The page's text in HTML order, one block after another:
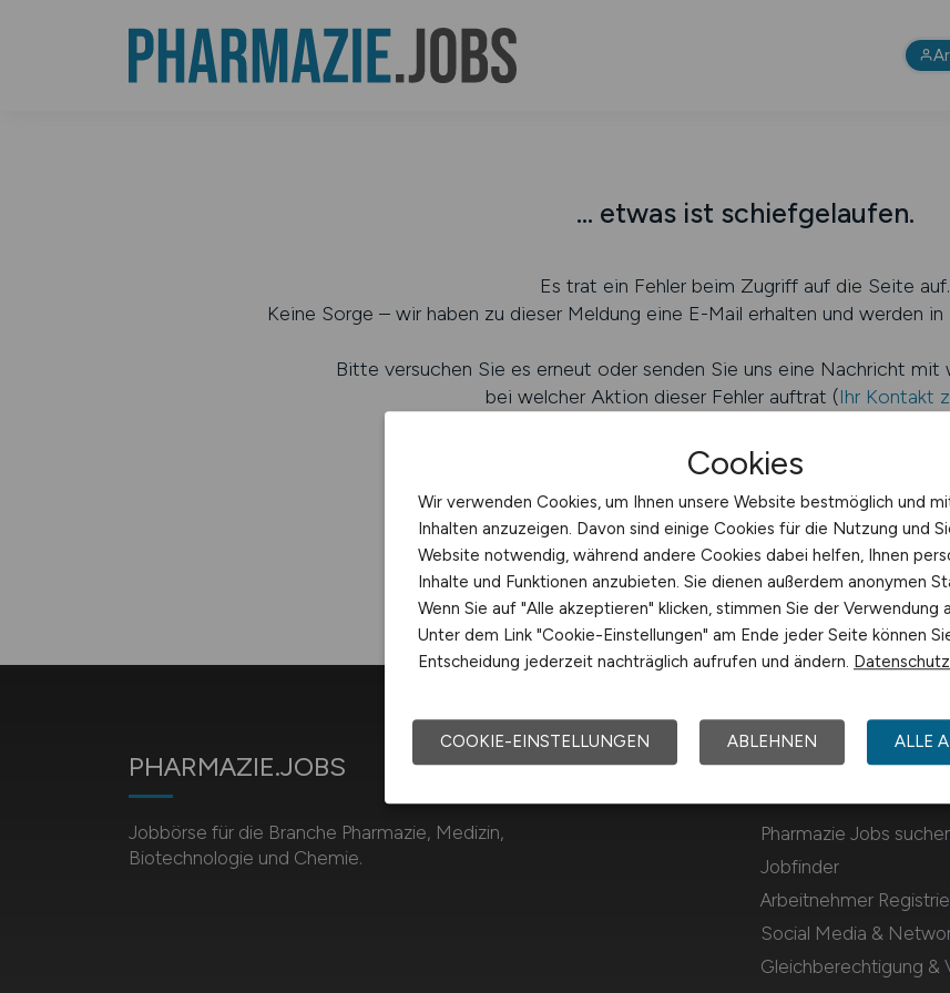
... etwas ist schiefgelaufen.
Es trat ein Fehler beim Zugriff auf die Seite auf.
Keine Sorge – wir haben zu dieser Meldung eine E-Mail erhalten und werden
Bitte versuchen Sie es erneut oder senden Sie uns eine Nachricht
bei welcher Aktion dieser Fehler auftrat (Ihr Kontakt
PHARMAZIE.JOBS
Jobbörse für die Branche Pharmazie, Medizin,
Biotechnologie und Chemie.
Für
Pharmazie Jobs
Jobfinder
Arbeitnehmer
Social Media &
Gleichberechtigung &
Cookies
Wir verwenden Cookies, um Ihnen unsere Website bestmöglich und
Inhalten anzuzeigen. Davon sind einige Cookies für die Nutzung und
Website notwendig, während andere Cookies dabei helfen, Ihnen
Inhalte und Funktionen anzubieten. Sie dienen außerdem anonymen
Wenn Sie auf "Alle akzeptieren" klicken, stimmen Sie der Verwendung
Unter dem Link "Cookie-Einstellungen" am Ende jeder Seite können
Entscheidung jederzeit nachträglich aufrufen und ändern.
COOKIE-EINSTELLUNGEN ABLEHNEN ALLE